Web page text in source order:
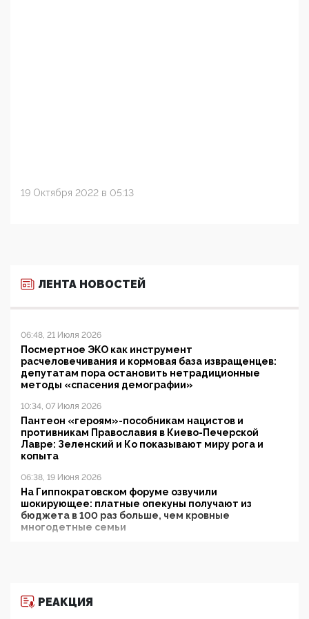
19 Октября 2022 в 05:13
ЛЕНТА НОВОСТЕЙ
06:48, 21 Июля 2026
Посмертное ЭКО как инструмент
расчеловечивания и кормовая база извращенцев:
депутатам пора остановить нетрадиционные
методы «спасения демографии»
10:34, 07 Июля 2026
Пантеон «героям»-пособникам нацистов и
противникам Православия в Киево-Печерской
Лавре: Зеленский и Ко показывают миру рога и
копыта
06:38, 19 Июня 2026
На Гиппократовском форуме озвучили
шокирующее: платные опекуны получают из
бюджета в 100 раз больше, чем кровные
многодетные семьи
11:53, 09 Июня 2026
РЕАКЦИЯ